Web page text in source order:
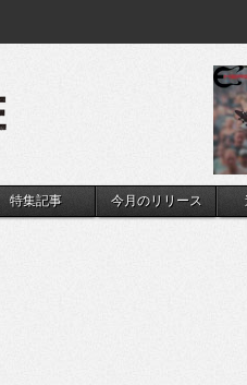
特集記事 今月のリリース